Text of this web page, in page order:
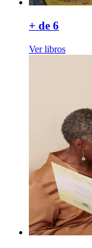
+ de 6
Ver libros